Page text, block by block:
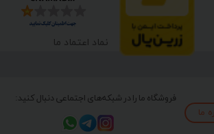
فروشگاه ما را در شبکه‌های اجتماعی دنبال کنید:
نماد اعتماد ما
ما